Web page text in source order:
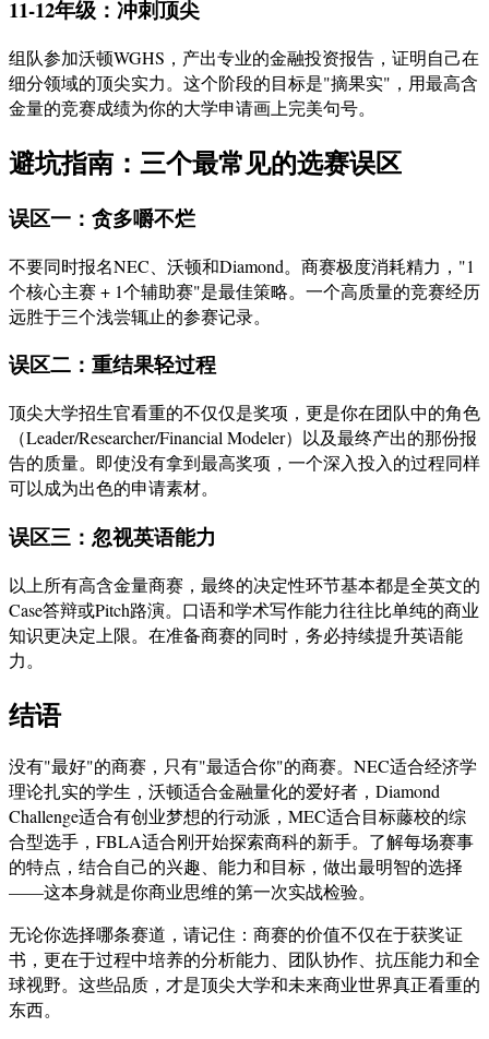
11-12年级：冲刺顶尖
组队参加沃顿WGHS，产出专业的金融投资报告，证明自己在
细分领域的顶尖实力。这个阶段的目标是"摘果实"，用最高含
金量的竞赛成绩为你的大学申请画上完美句号。
避坑指南：三个最常见的选赛误区
误区一：贪多嚼不烂
不要同时报名NEC、沃顿和Diamond。商赛极度消耗精力，"1
个核心主赛 + 1个辅助赛"是最佳策略。一个高质量的竞赛经历
远胜于三个浅尝辄止的参赛记录。
误区二：重结果轻过程
顶尖大学招生官看重的不仅仅是奖项，更是你在团队中的角色
（Leader/Researcher/Financial Modeler）以及最终产出的那份报
告的质量。即使没有拿到最高奖项，一个深入投入的过程同样
可以成为出色的申请素材。
误区三：忽视英语能力
以上所有高含金量商赛，最终的决定性环节基本都是全英文的
Case答辩或Pitch路演。口语和学术写作能力往往比单纯的商业
知识更决定上限。在准备商赛的同时，务必持续提升英语能
力。
结语
没有"最好"的商赛，只有"最适合你"的商赛。NEC适合经济学
理论扎实的学生，沃顿适合金融量化的爱好者，Diamond
Challenge适合有创业梦想的行动派，MEC适合目标藤校的综
合型选手，FBLA适合刚开始探索商科的新手。了解每场赛事
的特点，结合自己的兴趣、能力和目标，做出最明智的选择
——这本身就是你商业思维的第一次实战检验。
无论你选择哪条赛道，请记住：商赛的价值不仅在于获奖证
书，更在于过程中培养的分析能力、团队协作、抗压能力和全
球视野。这些品质，才是顶尖大学和未来商业世界真正看重的
东西。